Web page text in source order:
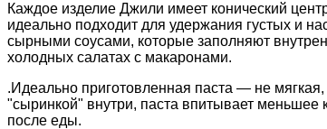
Каждое изделие Джили имеет конический
идеально подходит для удержания густых и
сырными соусами, которые заполняют
холодных салатах с макаронами.
.Идеально приготовленная паста — не мягкая,
"сыринкой" внутри, паста впитывает меньшее
после еды.